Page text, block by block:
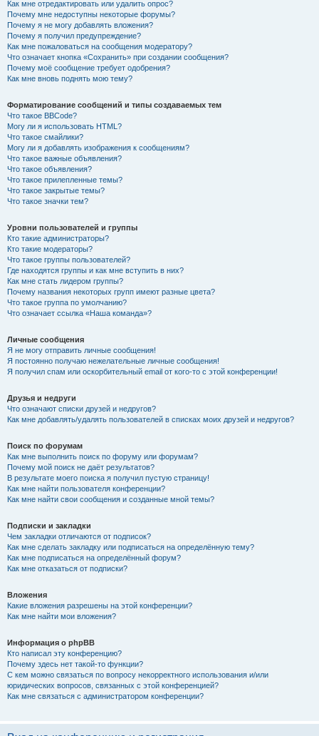
Как мне отредактировать или удалить опрос?
Почему мне недоступны некоторые форумы?
Почему я не могу добавлять вложения?
Почему я получил предупреждение?
Как мне пожаловаться на сообщения модератору?
Что означает кнопка «Сохранить» при создании сообщения?
Почему моё сообщение требует одобрения?
Как мне вновь поднять мою тему?
Форматирование сообщений и типы создаваемых тем
Что такое BBCode?
Могу ли я использовать HTML?
Что такое смайлики?
Могу ли я добавлять изображения к сообщениям?
Что такое важные объявления?
Что такое объявления?
Что такое прилепленные темы?
Что такое закрытые темы?
Что такое значки тем?
Уровни пользователей и группы
Кто такие администраторы?
Кто такие модераторы?
Что такое группы пользователей?
Где находятся группы и как мне вступить в них?
Как мне стать лидером группы?
Почему названия некоторых групп имеют разные цвета?
Что такое группа по умолчанию?
Что означает ссылка «Наша команда»?
Личные сообщения
Я не могу отправить личные сообщения!
Я постоянно получаю нежелательные личные сообщения!
Я получил спам или оскорбительный email от кого-то с этой конференции!
Друзья и недруги
Что означают списки друзей и недругов?
Как мне добавлять/удалять пользователей в списках моих друзей и недругов?
Поиск по форумам
Как мне выполнить поиск по форуму или форумам?
Почему мой поиск не даёт результатов?
В результате моего поиска я получил пустую страницу!
Как мне найти пользователя конференции?
Как мне найти свои сообщения и созданные мной темы?
Подписки и закладки
Чем закладки отличаются от подписок?
Как мне сделать закладку или подписаться на определённую тему?
Как мне подписаться на определённый форум?
Как мне отказаться от подписки?
Вложения
Какие вложения разрешены на этой конференции?
Как мне найти мои вложения?
Информация о phpBB
Кто написал эту конференцию?
Почему здесь нет такой-то функции?
С кем можно связаться по вопросу некорректного использования и/или
юридических вопросов, связанных с этой конференцией?
Как мне связаться с администратором конференции?